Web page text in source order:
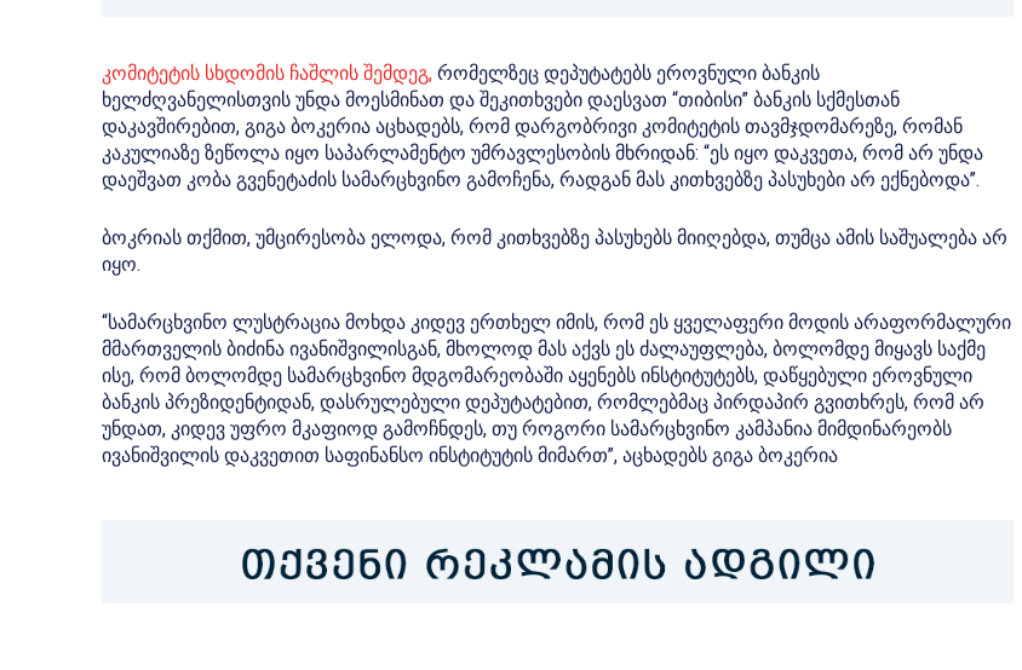
კომიტეტის სხდომის ჩაშლის შემდეგ, რომელზეც დეპუტატებს ეროვნული ბანკის
ხელძღვანელისთვის უნდა მოესმინათ და შეკითხვები დაესვათ “თიბისი” ბანკის სქმესთან
დაკავშირებით, გიგა ბოკერია აცხადებს, რომ დარგობრივი კომიტეტის თავმჯდომარეზე, რომან
კაკულიაზე ზეწოლა იყო საპარლამენტო უმრავლესობის მხრიდან: “ეს იყო დაკვეთა, რომ არ უნდა
დაეშვათ კობა გვენეტაძის სამარცხვინო გამოჩენა, რადგან მას კითხვებზე პასუხები არ ექნებოდა”.
ბოკრიას თქმით, უმცირესობა ელოდა, რომ კითხვებზე პასუხებს მიიღებდა, თუმცა ამის საშუალება არ
იყო.
“სამარცხვინო ლუსტრაცია მოხდა კიდევ ერთხელ იმის, რომ ეს ყველაფერი მოდის არაფორმალური
მმართველის ბიძინა ივანიშვილისგან, მხოლოდ მას აქვს ეს ძალაუფლება, ბოლომდე მიყავს საქმე
ისე, რომ ბოლომდე სამარცხვინო მდგომარეობაში აყენებს ინსტიტუტებს, დაწყებული ეროვნული
ბანკის პრეზიდენტიდან, დასრულებული დეპუტატებით, რომლებმაც პირდაპირ გვითხრეს, რომ არ
უნდათ, კიდევ უფრო მკაფიოდ გამოჩნდეს, თუ როგორი სამარცხვინო კამპანია მიმდინარეობს
ივანიშვილის დაკვეთით საფინანსო ინსტიტუტის მიმართ”, აცხადებს გიგა ბოკერია